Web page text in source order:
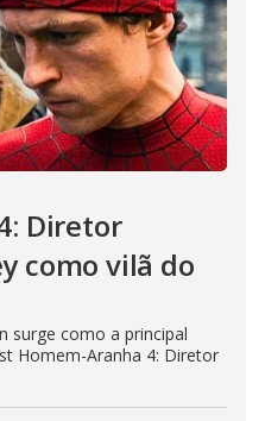
Diretor
como vilã do
surge como a principal
Homem-Aranha 4: Diretor